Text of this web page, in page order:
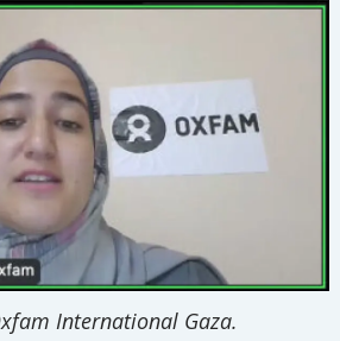
International Gaza.